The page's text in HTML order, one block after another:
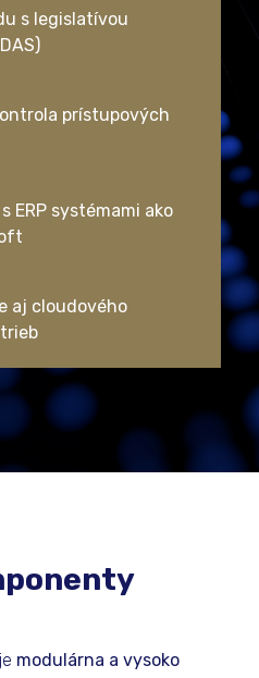
s legislatívou
prístupových
ERP systémami ako
aj cloudového
modulárna a vysoko